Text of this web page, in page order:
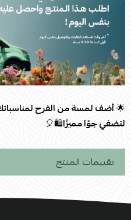
🌟أضف لمسة من الفرح لمناسباتك
لتضفي جوًا مميزًا🛍️🎈
تقييمات المنتج